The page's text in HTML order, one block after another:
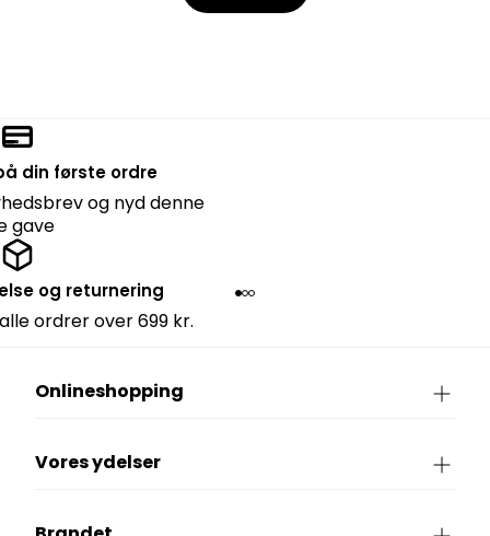
din første ordre
og nyd denne
gave
og returnering
ordrer over 699 kr.
Onlineshopping
Vores ydelser